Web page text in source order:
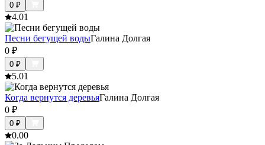
0 ₽
4.01
Песни бегущей водыГалина Долгая
0 ₽
0 ₽
5.01
Когда вернутся деревьяГалина Долгая
0 ₽
0 ₽
0.00